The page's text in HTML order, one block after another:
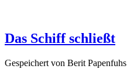
Das Schiff schließt
Gespeichert von Berit Papenfuhs